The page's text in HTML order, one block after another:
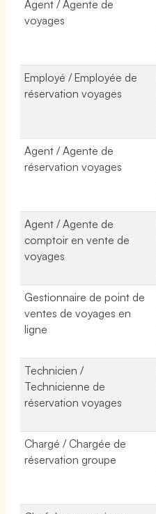
Agent / Agente de
voyages
Employé / Employée de
réservation voyages
Agent / Agente de
réservation voyages
Agent / Agente de
comptoir en vente de
voyages
Gestionnaire de point de
ventes de voyages en
ligne
Technicien /
Technicienne de
réservation voyages
Chargé / Chargée de
réservation groupe